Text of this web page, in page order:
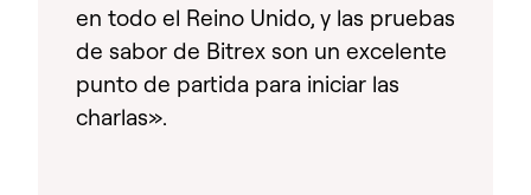
en todo el Reino Unido, y las pruebas
de sabor de Bitrex son un excelente
punto de partida para iniciar las
charlas».